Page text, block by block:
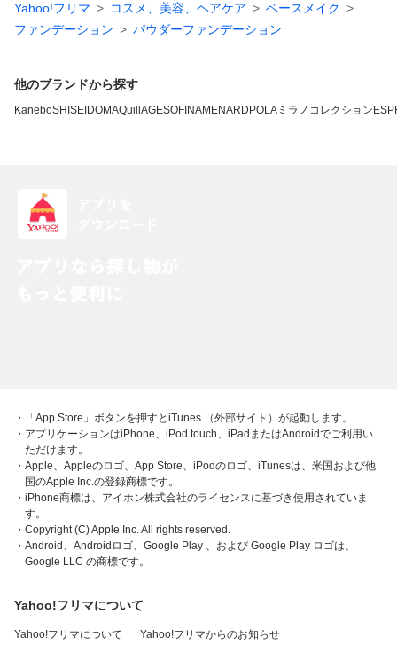
Yahoo!フリマ コスメ、美容、ヘアケア
ベースメイク
ファンデーション
パウダーファンデーション
他のブランドから探す
KaneboSHISEIDOMAQuillAGESOFINAMENARD POLA ミラノコレクション
・「App Store」ボタンを押すとiTunes （外部サイト）が起動します。
・アプリケーションはiPhone、iPod touch、iPadまたはAndroidでご利用い
ただけます。
・Apple、Appleのロゴ、App Store、iPodのロゴ、iTunesは、米国および他
国のApple Inc.の登録商標です。
・iPhone商標は、アイホン株式会社のライセンスに基づき使用されていま
す。
・Copyright (C) Apple Inc. All rights reserved.
・Android、Androidロゴ、Google Play 、および Google Play ロゴは、
Google LLC の商標です。
Yahoo!フリマについて
Yahoo!フリマについて Yahoo!フリマからのお知らせ